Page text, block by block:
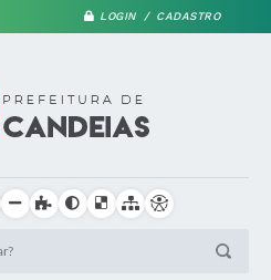
LOGIN / CADASTRO